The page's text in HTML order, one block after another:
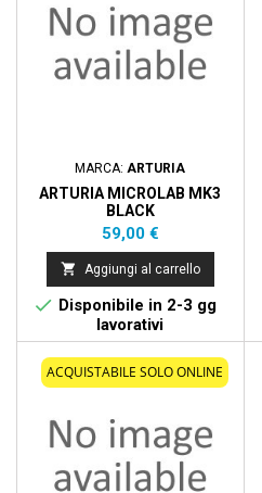
MARCA: ARTURIA
ARTURIA MICROLAB MK3
BLACK
Prezzo
59,00 €
 Aggiungi al carrello
 Disponibile in 2-3 gg
lavorativi
ACQUISTABILE SOLO ONLINE